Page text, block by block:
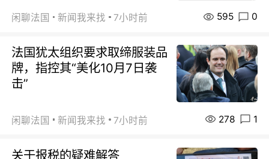
闲聊法国 新闻我来找 7小时前 595 0
法国犹太组织要求取缔服装品
牌，指控其“美化10月7日袭
击”
闲聊法国 新闻我来找 7小时前 278 1
关于报税的疑难解答